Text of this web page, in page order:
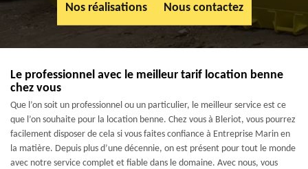
Nos réalisations Nous contactez
Le professionnel avec le meilleur tarif location benne
chez vous
Que l’on soit un professionnel ou un particulier, le meilleur service est ce
que l’on souhaite pour la location benne. Chez vous à Bleriot, vous pourrez
facilement disposer de cela si vous faites confiance à Entreprise Marin en
la matière. Depuis plus d’une décennie, on est présent pour tout le monde
avec notre service complet et fiable dans le domaine. Avec nous, vous